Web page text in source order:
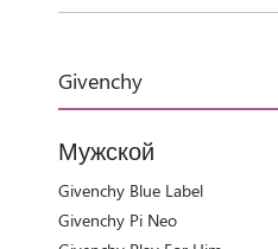
Givenchy
Мужской
Givenchy Blue Label
Givenchy Pi Neo